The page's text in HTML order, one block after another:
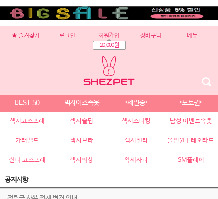
★ 즐겨찾기 로그인 회원가입
20,000원
장바구니 메뉴
BEST 50 빅사이즈속옷 *세일중* *포토퀸*
섹시코스프레 섹시슬립 섹시스타킹 남성 이벤트속옷
가터벨트 섹시브라 섹시팬티 올인원 | 레오타드
산타 코스프레 섹시의상 악세사리 SM플레이
공지사항